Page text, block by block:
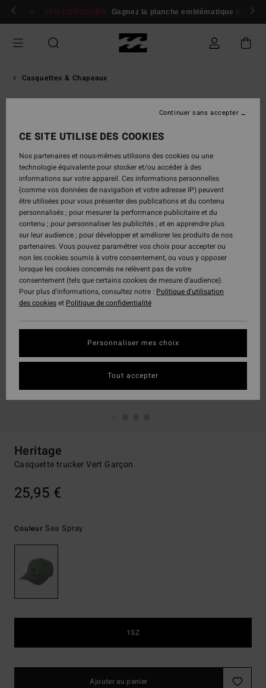
Passer
Se connecter / s'inscrire
JEU CONCOURS Gagnez la planche emblématique d'Andy
Casquettes & Chapeaux
Heritage
Casquette trucker Vert Garçon
25,95 €
Couleur Sea Spray
1SZ
Ajouter au panier
CE SITE UTILISE DES COOKIES
Nos partenaires et nous-mêmes utilisons des cookies ou une
technologie équivalente pour stocker et/ou accéder à des
informations sur votre appareil. Ces informations personnelles
(comme vos données de navigation et votre adresse IP) peuvent
être utilisées pour vous présenter des publications et du contenu
personnalisés ; pour mesurer la performance publicitaire et du
contenu ; pour personnaliser les publicités ; et en apprendre plus
sur leur audience ; pour développer et améliorer les produits de nos
partenaires. Vous pouvez paramétrer vos choix pour accepter ou
non les cookies soumis à votre consentement, ou vous y opposer
lorsque les cookies concernés ne relèvent pas de votre
consentement (tels que certains cookies de mesure d’audience).
Pour plus d'informations, consultez notre : Politique d'utilisation
des cookieset Politique de confidentialité
Personnaliser mes choix
Continuer sans accepter
Tout accepter